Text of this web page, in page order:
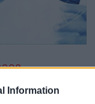
Information
de la nivelul